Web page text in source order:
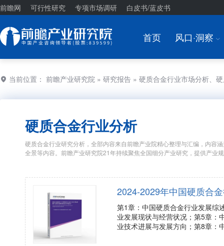
前瞻网 可行性研究 专项市场调研 白皮书/蓝皮书
首页 风口·洞察 I
当前位置： 前瞻产业研究院 » 研究报告 » 硬质合金行业市场分析、
硬质合金行业分析
硬质合金行业研究分析，全部内容来自前瞻产业院精心整理与汇编，内容
全景等内容。前瞻产业研究院21年持续聚焦全国细分产业研究，提供产业
2024-2029年中国硬质合
第1章：中国硬质合金行业发展综
业发展现状与经营状况；第5章：
业技术进展与发展方向；第8章：